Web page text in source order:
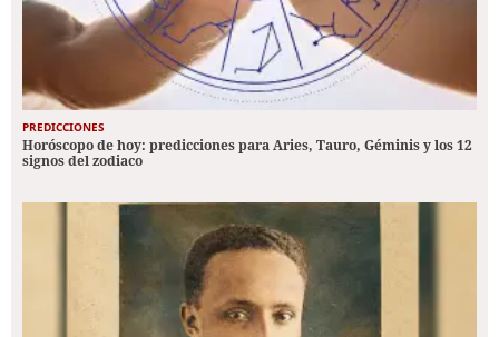
PREDICCIONES
Horóscopo de hoy: predicciones para Aries, Tauro, Géminis y los 12
signos del zodiaco